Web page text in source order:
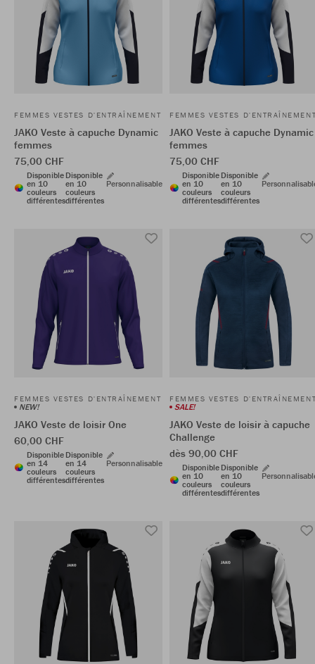
FEMMES VESTES D'ENTRAÎNEMENT
JAKO Veste à capuche Dynamic
femmes
75,00 CHF
Disponible
en 10
couleurs
différentes
Disponible
en 10
couleurs
différentes
Personnalisable
FEMMES VESTES
JAKO Veste à capuche Dynamic
femmes
75,00 CHF
Disponible
en 10
couleurs
différentes
Disponible
en 10
couleurs
différentes
FEMMES VESTES D'ENTRAÎNEMENT
NEW!
JAKO Veste de loisir One
60,00 CHF
Disponible
en 14
couleurs
différentes
Disponible
en 14
couleurs
différentes
Personnalisable
FEMMES VESTES
SALE!
JAKO Veste de loisir à capuche
Challenge
dès 90,00 CHF
Disponible
en 10
couleurs
différentes
Disponible
en 10
couleurs
différentes